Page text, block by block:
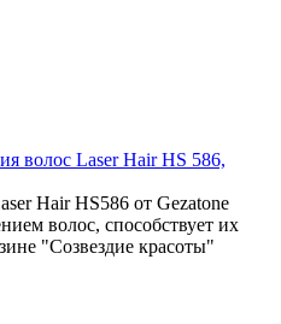
волос Laser Hair HS 586,
Hair HS586 от Gezatone
волос, способствует их
"Созвездие красоты"